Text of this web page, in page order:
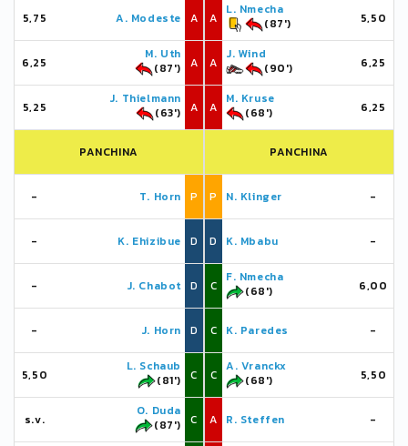
5,75 A. Modeste A
6,25
M. Uth
(87')
A
5,25
J. Thielmann
(63')
A
PANCHINA
- T. Horn P
- K. Ehizibue D
- J. Chabot D
- J. Horn D
5,50
L. Schaub
(81')
C
s.v.
O. Duda
(87')
C
A
L. Nmecha
(87')
5,50
A
J. Wind
(90')
6,25
A
M. Kruse
(68')
6,25
PANCHINA
P N. Klinger -
D K. Mbabu -
C
F. Nmecha
(68')
6,00
C K. Paredes -
C
A. Vranckx
(68')
5,50
A R. Steffen -